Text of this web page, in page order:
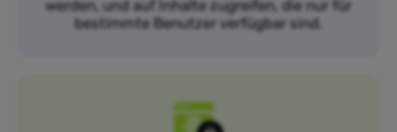
werden, und auf Inhalte zugreifen, die nur für
bestimmte Benutzer verfügbar sind.